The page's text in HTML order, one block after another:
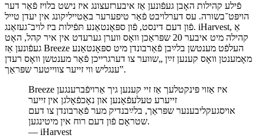
פֿילע קהילות האָבן געפֿונען אַז איבערזעצונג איז נישט בלויז פֿאַר דער
הויפּט־בשורה. עס דערלויבט פֿאַר טיפערער באַטייליקונג אין יעדן טייל
פֿון דעם דינסט, פֿון ספּאָנטאַנע תּפֿילות ביז לויב־געזאַנג. iHarvest, אַ
קהילה מיט איבער 20 שפּראַכן וואָס ווערן גערעדט אין איר קהל, האָט
געפֿונען אַז Breeze העלפֿט מענטשן בלײַבן פֿאַרבונדן מיט ספּאָנטאַנע
מאָמענטן וואָס קענען זײַן „שווער צו דערגרייכן פֿאַר מענטשן וואָס רעדן
ענגליש ווי זייער צווייטער שפּראַך‟.
Breeze איז אַזוי פּינקטלעך אַז זיי קענען גיך אַרויפֿברענגען
זייערע טעלעפֿאָנען און נאָכפֿאָלגן אין זייער
אויסגעקליבענער שפּראַך, בלײַבנדיק מער פֿאַרבונדן צו דעם
שטראָם פֿון דעם רוח אין מיטינגען.
— iHarvest